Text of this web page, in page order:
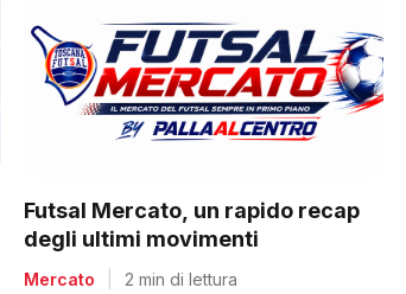
Futsal Mercato, un rapido recap
degli ultimi movimenti
Mercato 2 min di lettura